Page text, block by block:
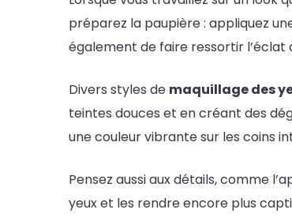
préparez la paupière : appliquez
également de faire ressortir l’éclat
Divers styles de maquillage des
teintes douces et en créant des
une couleur vibrante sur les coins
Pensez aussi aux détails, comme
yeux et les rendre encore plus